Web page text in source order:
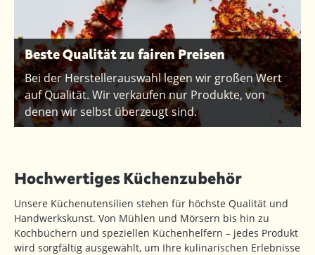
Beste Qualität zu fairen Preisen
Bei der Herstellerauswahl legen wir großen Wert
auf Qualität. Wir verkaufen nur Produkte, von
denen wir selbst überzeugt sind.
Hochwertiges Küchenzubehör
Unsere Küchenutensilien stehen für höchste Qualität und
Handwerkskunst. Von Mühlen und Mörsern bis hin zu
Kochbüchern und speziellen Küchenhelfern – jedes Produkt
wird sorgfältig ausgewählt, um Ihre kulinarischen Erlebnisse